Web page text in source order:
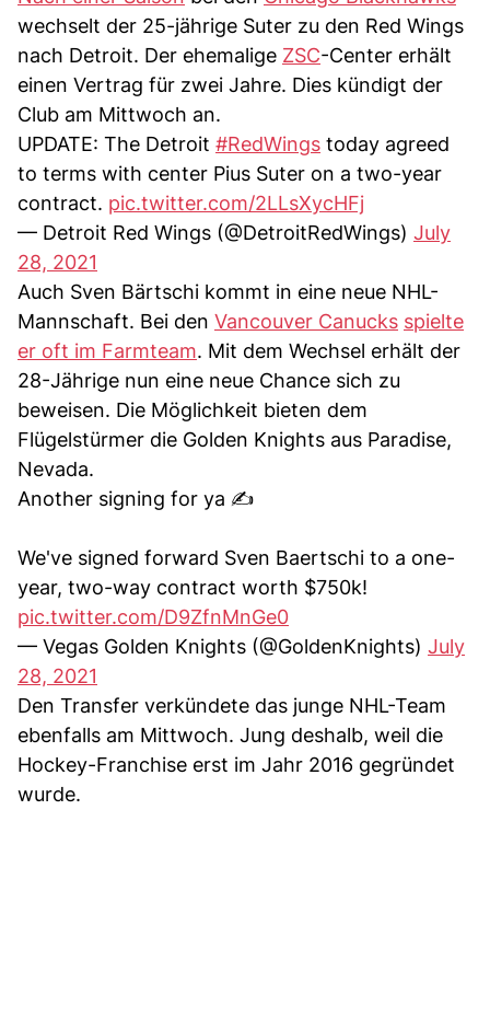
wechselt der 25-jährige Suter zu den Red Wings
nach Detroit. Der ehemalige ZSC-Center erhält
einen Vertrag für zwei Jahre. Dies kündigt der
Club am Mittwoch an.
UPDATE: The Detroit #RedWings today agreed
to terms with center Pius Suter on a two-year
contract. pic.twitter.com/2LLsXycHFj
— Detroit Red Wings (@DetroitRedWings) July
28, 2021
Auch Sven Bärtschi kommt in eine neue NHL-
Mannschaft. Bei den Vancouver Canucks spielte
er oft im Farmteam. Mit dem Wechsel erhält der
28-Jährige nun eine neue Chance sich zu
beweisen. Die Möglichkeit bieten dem
Flügelstürmer die Golden Knights aus Paradise,
Nevada.
Another signing for ya ✍️
We've signed forward Sven Baertschi to a one-
year, two-way contract worth $750k!
pic.twitter.com/D9ZfnMnGe0
— Vegas Golden Knights (@GoldenKnights) July
28, 2021
Den Transfer verkündete das junge NHL-Team
ebenfalls am Mittwoch. Jung deshalb, weil die
Hockey-Franchise erst im Jahr 2016 gegründet
wurde.